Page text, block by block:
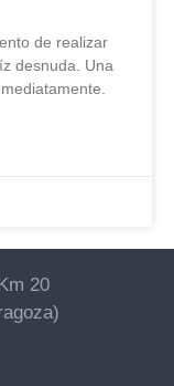
de realizar
desnuda. Una
20